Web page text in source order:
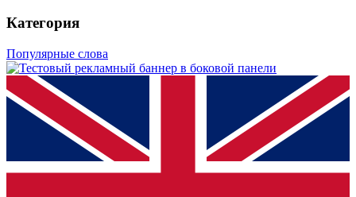
Категория
Популярные слова